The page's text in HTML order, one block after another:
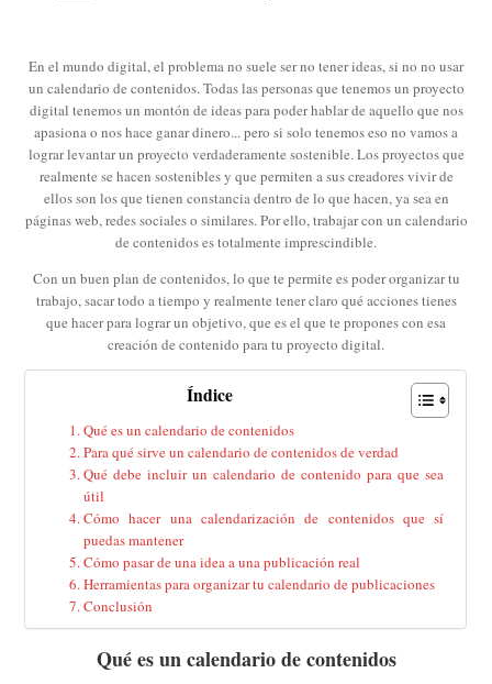
En el mundo digital, el problema no suele ser no tener ideas, si no no usar
un calendario de contenidos. Todas las personas que tenemos un proyecto
digital tenemos un montón de ideas para poder hablar de aquello que nos
apasiona o nos hace ganar dinero... pero si solo tenemos eso no vamos a
lograr levantar un proyecto verdaderamente sostenible. Los proyectos que
realmente se hacen sostenibles y que permiten a sus creadores vivir de
ellos son los que tienen constancia dentro de lo que hacen, ya sea en
páginas web, redes sociales o similares. Por ello, trabajar con un calendario
de contenidos es totalmente imprescindible.
Con un buen plan de contenidos, lo que te permite es poder organizar tu
trabajo, sacar todo a tiempo y realmente tener claro qué acciones tienes
que hacer para lograr un objetivo, que es el que te propones con esa
creación de contenido para tu proyecto digital.
Índice
Qué es un calendario de contenidos
Para qué sirve un calendario de contenidos de verdad
Qué debe incluir un calendario de contenido para que sea
útil
Cómo hacer una calendarización de contenidos que sí
puedas mantener
Cómo pasar de una idea a una publicación real
Herramientas para organizar tu calendario de publicaciones
Conclusión
Qué es un calendario de contenidos